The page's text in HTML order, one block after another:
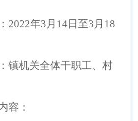
2022年3月 14日至3月 18
镇机关全体干职工、村
容：